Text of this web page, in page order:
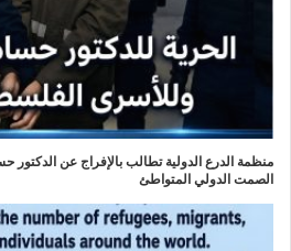
منظمة الدرع الدولية تطالب بالإفراج عن الدكتور
الصمت الدولي المتواطئ